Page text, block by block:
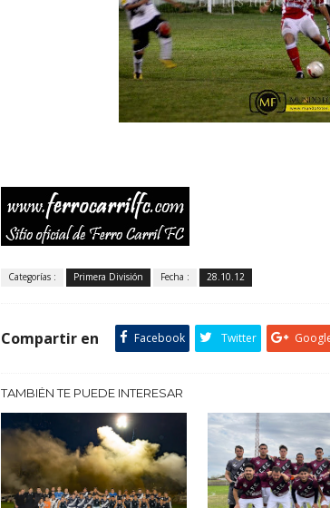
Categorías : Primera División Fecha : 28.10.12
Compartir en Facebook Twitter
TAMBIÉN TE PUEDE INTERESAR